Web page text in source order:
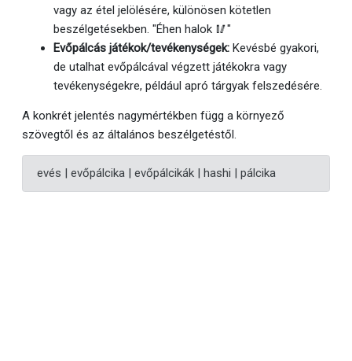
vagy az étel jelölésére, különösen kötetlen
beszélgetésekben. "Éhen halok 🥢"
Evőpálcás játékok/tevékenységek: Kevésbé gyakori,
de utalhat evőpálcával végzett játékokra vagy
tevékenységekre, például apró tárgyak felszedésére.
A konkrét jelentés nagymértékben függ a környező
szövegtől és az általános beszélgetéstől.
evés | evőpálcika | evőpálcikák | hashi | pálcika